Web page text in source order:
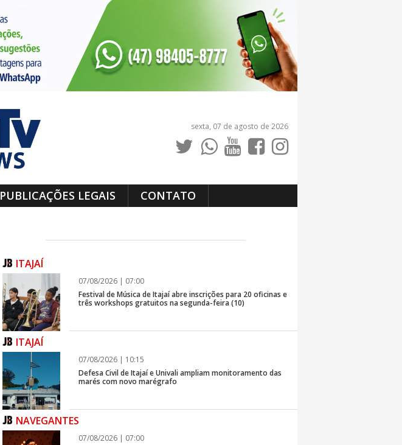
sexta, 07 de agosto de 2026
PUBLICAÇÕES LEGAIS CONTATO
ITAJAÍ
07/08/2026 | 07:00
Festival de Música de Itajaí abre inscrições para 20 oficinas e
três workshops gratuitos na segunda-feira (10)
ITAJAÍ
07/08/2026 | 10:15
Defesa Civil de Itajaí e Univali ampliam monitoramento das
marés com novo marégrafo
NAVEGANTES
07/08/2026 | 07:00